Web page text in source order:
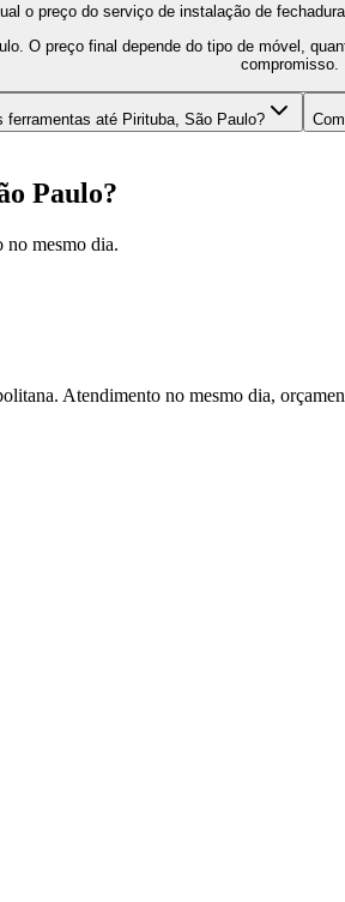
o preço do serviço de instalação de
O preço final depende do tipo de móvel,
compromisso.
ferramentas até Pirituba, São Paulo?
Paulo?
no mesmo dia.
Atendimento no mesmo dia,